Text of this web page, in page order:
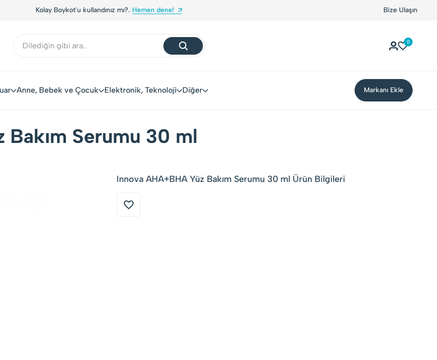
Hemen dene! Yerli Tüketiciler, Yerli Markalarla Buluşuyor! Kolay Boykot'u kullandınız mı?.
Bize Ulaşın
0
Anne, Bebek ve Çocuk Elektronik, Teknoloji Diğer Markanı Ekle
Serumu 30 ml
Innova AHA+BHA Yüz Bakım Serumu 30 ml Ürün Bilgileri